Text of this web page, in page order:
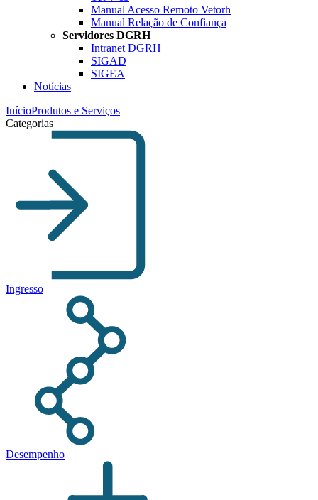
Manual Acesso Remoto Vetorh
Manual Relação de Confiança
Servidores DGRH
Intranet DGRH
SIGAD
SIGEA
Notícias
InícioProdutos e Serviços
Categorias
Ingresso
Desempenho